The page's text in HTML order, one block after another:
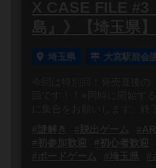
X CASE FILE #3
島』》【埼玉県】
埼玉県 大宮駅前会
今回は特別回！発売直後の
回です！！※同時に開始す
に集合をお願いします。終
#謎解き
#脱出ゲーム
#初参加歓迎
#初心者歓迎
#ボードゲーム
#埼玉県 #